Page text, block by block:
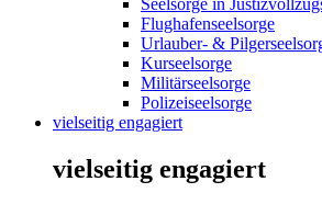
Seelsorge in
Flughafenseelsorge
Urlauber- &
Kurseelsorge
Militärseelsorge
Polizeiseelsorge
vielseitig engagiert
vielseitig engagiert